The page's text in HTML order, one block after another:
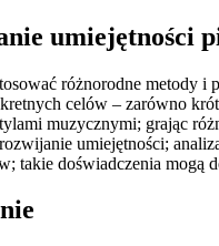
umiejętności
różnorodne metody
celów – zarówno
muzycznymi; grając
umiejętności;
takie doświadczenia mogą